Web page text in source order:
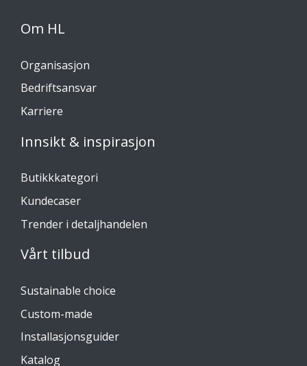
Om HL
Organisasjon
Bedriftsansvar
Karriere
Innsikt & inspirasjon
Butikkkategori
Kundecaser
Trender i detaljhandelen
Vårt tilbud
Sustainable choice
Custom-made
Installasjonsguider
Katalog